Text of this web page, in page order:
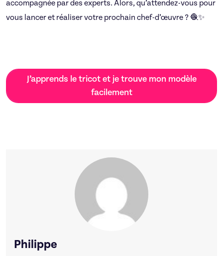
accompagnée par des experts. Alors, qu’attendez-vous pour
vous lancer et réaliser votre prochain chef-d’œuvre ? 🧶✨
J’apprends le tricot et je trouve mon modèle
facilement
Philippe